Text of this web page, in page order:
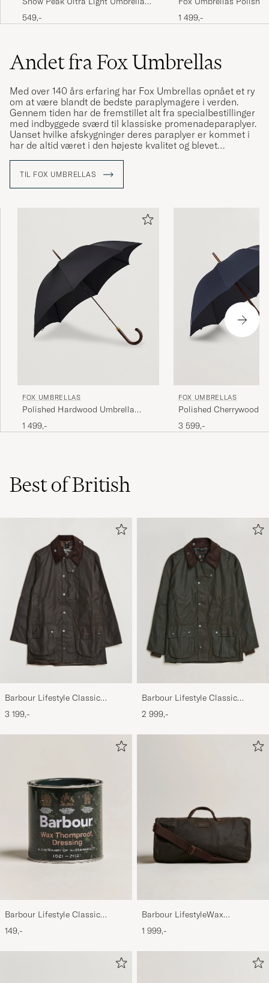
Grey
549,-
Hardwood Umbrella
1 499,-
Andet fra Fox Umbrellas
Med over 140 års erfaring har Fox Umbrellas opnået et ry
om at være blandt de bedste paraplymagere i verden.
Gennem tiden har de fremstillet alt fra specialbestillinger
med indbyggede sværd til klassiske promenadeparaplyer.
Uanset hvilke afskygninger deres paraplyer er kommet i
har de altid været i den højeste kvalitet og blevet
TIL FOX UMBRELLAS
FOX UMBRELLAS
Polished Hardwood Umbrella
Black
1 499,-
FOX UMBRELLAS
Polished Cherrywood
Umbrella Navy
3 599,-
Best of British
Barbour Lifestyle Classic
Beaufort Jacket Olive
3 199,-
Barbour Lifestyle Classic
Bedale Jacket Olive
2 999,-
Barbour Lifestyle Classic
Thornproof Dressing
149,-
Barbour LifestyleWax
HoldallOlive
1 999,-